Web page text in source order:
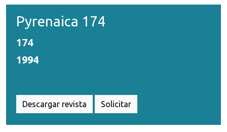
Pyrenaica 174
174
1994
Descargar revista Solicitar